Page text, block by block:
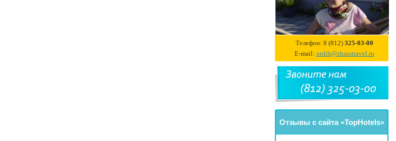
Телефон: 8 (812) 325-03-00
E-mail: otdih@zharatravel.ru
Отзывы с сайта «TopHotels»